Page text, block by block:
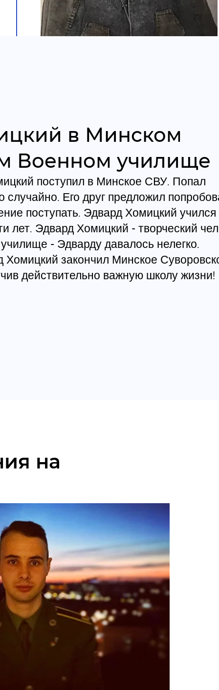
поступил в Минское СВУ. Попал
Его друг предложил
поступать. Эдвард Хомицкий учился
лет. Эдвард Хомицкий - творческий
- Эдварду давалось нелегко.
Хомицкий закончил Минское
действительно важную школу жизни!
в Минском
Военном училище
на